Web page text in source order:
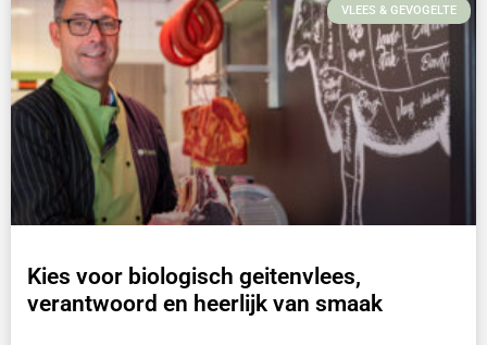
VLEES & GEVOGELTE
Kies voor biologisch geitenvlees,
verantwoord en heerlijk van smaak